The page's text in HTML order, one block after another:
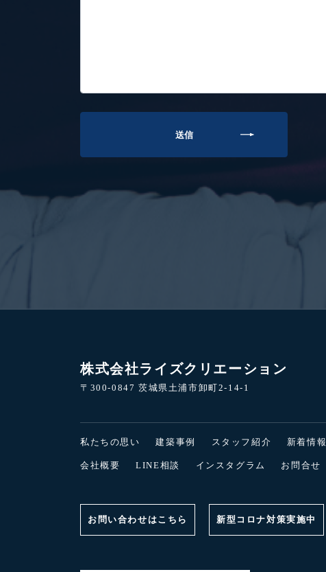
株式会社ライズクリエーション
〒300-0847 茨城県土浦市卸町2-14-1
私たちの思い 建築事例 スタッフ紹介 新着情報
会社概要 LINE相談 インスタグラム お問合せ
お問い合わせはこちら 新型コロナ対策実施中